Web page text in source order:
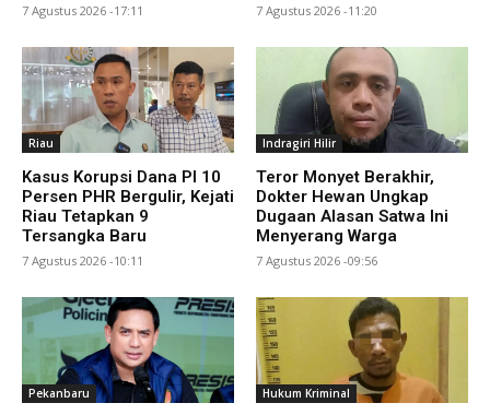
7 Agustus 2026 -17:11 7 Agustus 2026 -11:20
Riau
Kasus Korupsi Dana PI 10
Persen PHR Bergulir, Kejati
Riau Tetapkan 9
Tersangka Baru
7 Agustus 2026 -10:11
Indragiri Hilir
Teror Monyet Berakhir,
Dokter Hewan Ungkap
Dugaan Alasan Satwa Ini
Menyerang Warga
7 Agustus 2026 -09:56
Pekanbaru Hukum Kriminal